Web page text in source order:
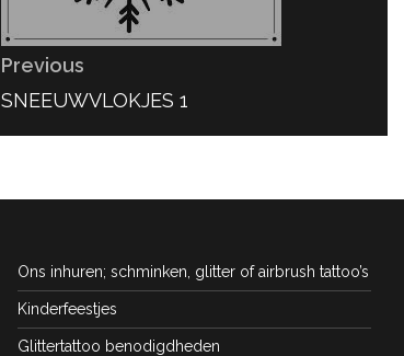
Previous
PREVIOUS
SNEEUWVLOKJES 1
Ons inhuren; schminken, glitter of airbrush tattoo’s
Kinderfeestjes
Glittertattoo benodigdheden